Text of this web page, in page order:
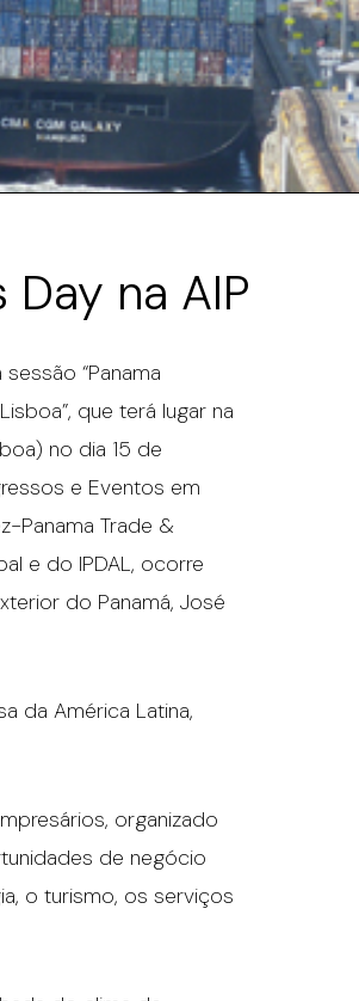
na AIP
“Panama
que terá lugar na
no dia 15 de
e Eventos em
Panama Trade &
e do IPDAL, ocorre
do Panamá, José
da América Latina,
organizado
de negócio
o turismo, os serviços